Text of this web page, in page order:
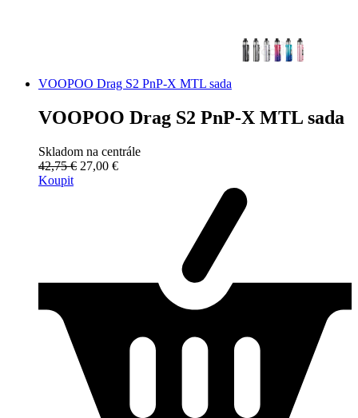
VOOPOO Drag S2 PnP-X MTL sada
VOOPOO Drag S2 PnP-X MTL sada
Skladom na centrále
42,75 € 27,00 €
Koupit